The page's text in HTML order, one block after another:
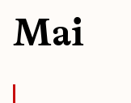
Mai